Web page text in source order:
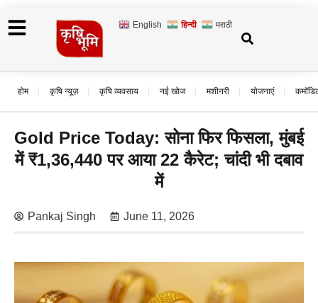
English हिन्दी मराठी
होम कृषि न्यूज़ कृषि व्यवसाय नई खोज मशीनरी योजनाएं
Gold Price Today: सोना फिर फिसला, मुंबई
में ₹1,36,440 पर आया 22 कैरेट; चांदी भी दबाव
में
Pankaj Singh June 11, 2026